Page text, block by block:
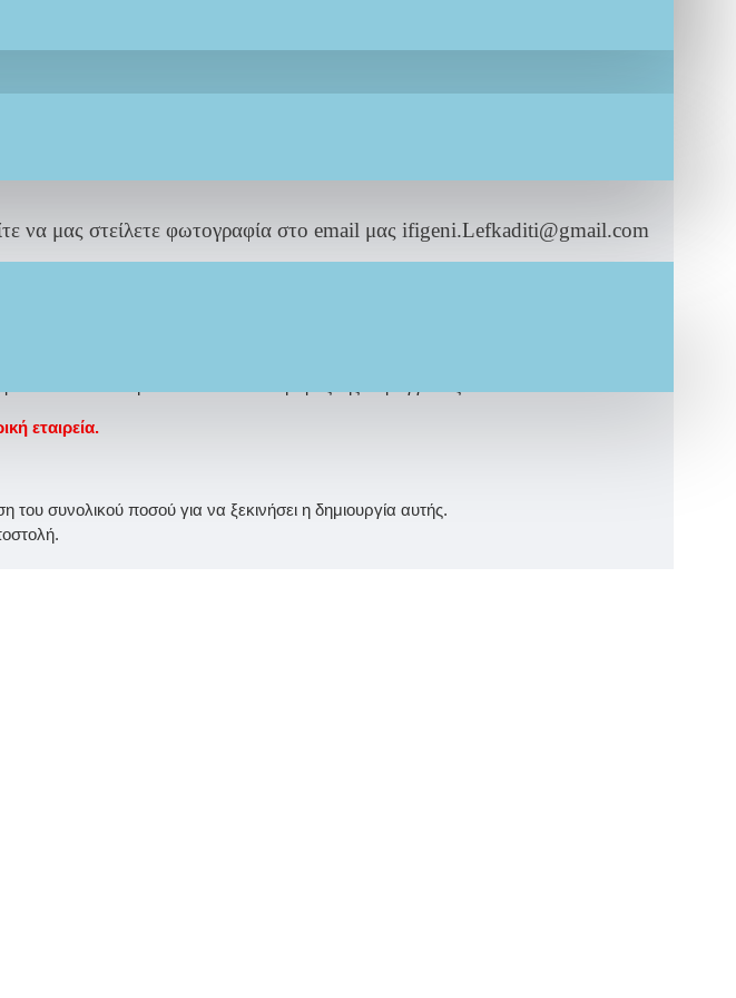
να μας στείλετε φωτογραφία στο email μας ifigeni.Lefkaditi@gmail.com
απο απο την τοποθεσία και το βάρος της παραγγελίας.
εταιρεία.
συνολικού ποσού για να ξεκινήσει η δημιουργία αυτής.